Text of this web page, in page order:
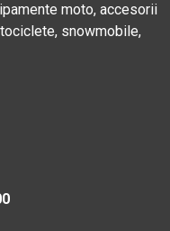
moto, accesorii
snowmobile,